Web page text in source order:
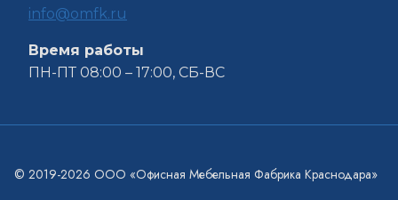
info@omfk.ru
Время работы
ПН-ПТ 08:00 – 17:00, СБ-ВС
© 2019-2026 ООО «Офисная Мебельная Фабрика Краснодара»